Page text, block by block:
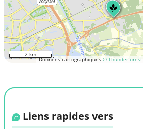
Données cartographiques © Thunderforest
2 km
Liens rapides vers